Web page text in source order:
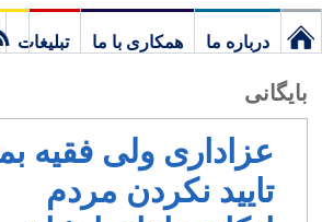
درباره ما همکاری با ما
تبلیغات
بایگانی
عزاداری ولی فقیه
تایید نکردن مردم